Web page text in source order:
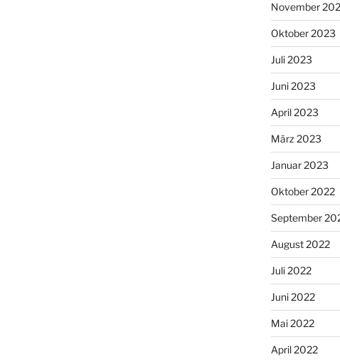
November
Oktober 2023
Juli 2023
Juni 2023
April 2023
März 2023
Januar 2023
Oktober 2022
September
August 2022
Juli 2022
Juni 2022
Mai 2022
April 2022